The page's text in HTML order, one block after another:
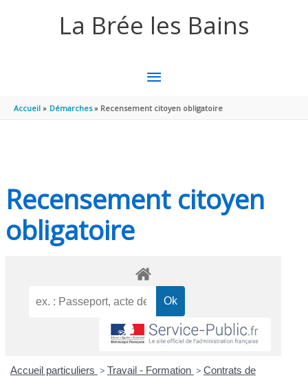
La Brée les Bains
MENU
PRINCIPAL
Accueil Démarches Recensement citoyen obligatoire
Recensement citoyen
obligatoire
Accueil particuliers > Travail - Formation > Contrats de